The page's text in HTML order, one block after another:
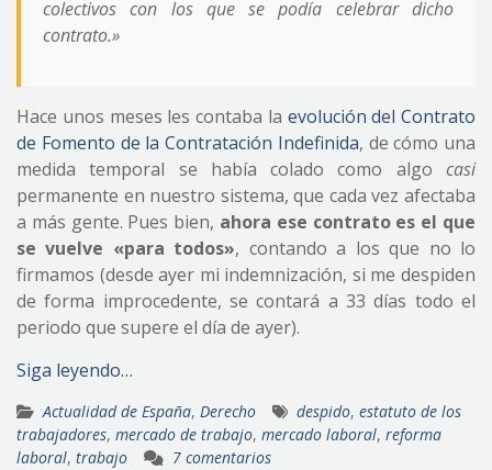
colectivos con los que se podía celebrar dicho
contrato.»
Hace unos meses les contaba la evolución del Contrato
de Fomento de la Contratación Indefinida, de cómo una
medida temporal se había colado como algo casi
permanente en nuestro sistema, que cada vez afectaba
a más gente. Pues bien, ahora ese contrato es el que
se vuelve «para todos», contando a los que no lo
firmamos (desde ayer mi indemnización, si me despiden
de forma improcedente, se contará a 33 días todo el
periodo que supere el día de ayer).
Siga leyendo…
Actualidad de España, Derecho despido, estatuto de los
trabajadores, mercado de trabajo, mercado laboral, reforma
laboral, trabajo 7 comentarios